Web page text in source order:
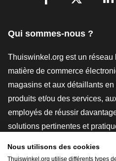
Qui sommes-nous ?
Thuiswinkel.org est un réseau
matière de commerce
magasins et aux détaillants
produits et/ou des services,
employés de réussir
solutions pertinentes et
Nous utilisons des cookies
Thuiswinkel.org utilise différents types